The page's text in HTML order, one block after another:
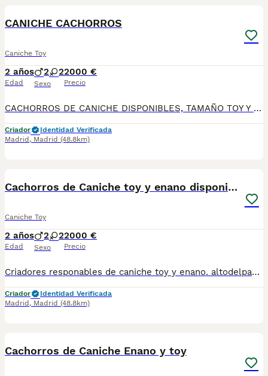
CANICHE CACHORROS
Caniche Toy
2 años
Edad
2 2
Sexo
2000 €
Precio
CACHORROS DE CANICHE DISPONIBLES, TAMAÑO TOY Y ENANO altodelpago.es tlf 679 67 30 10 instagram @altodelpago Centro profesional legal y autorizado, visitanos cualquier dia del año. Entregamos a nuestros ejemplares vacunados desparasitados con toda su documentación contrato de compravena garantía Pedimos seriedad. Contactar por llamada teléfonica para así darle una información más cercana y personal.
Criador
Identidad Verificada
Madrid , Madrid (48.8km)
Cachorros de Caniche toy y enano disponibles
Caniche Toy
2 años
Edad
2 2
Sexo
2000 €
Precio
Criadores responables de caniche toy y enano. altodelpago.es @altodelpago tlf 679 67 30 10 Contacta con nosotros para obtener una información más detallada y saber disponibilidad de nuestros ejemplares. pedimos seriedad
Criador
Identidad Verificada
Madrid , Madrid (48.8km)
Cachorros de Caniche Enano y toy